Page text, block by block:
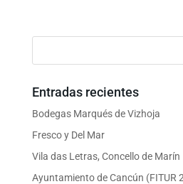
Entradas recientes
Bodegas Marqués de Vizhoja
Fresco y Del Mar
Vila das Letras, Concello de Marín
Ayuntamiento de Cancún (FITUR